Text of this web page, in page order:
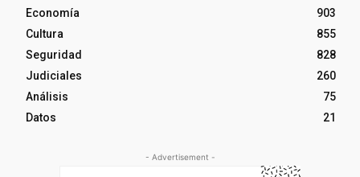
Economía
903
Cultura
855
Seguridad
828
Judiciales
260
Análisis
75
Datos
21
- Advertisement -